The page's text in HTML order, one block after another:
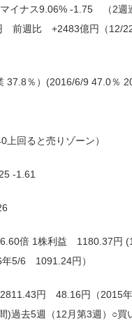
イナス9.06% -1.75 （2週
週比 +2483億円（12/22
37.8％）(2016/6/9 47.0％
上回ると売りゾーン）
-1.61
倍 1株利益 1180.37円
5/6 1091.24円）
円 48.16円（2015
)過去5週（12月第3週）○買